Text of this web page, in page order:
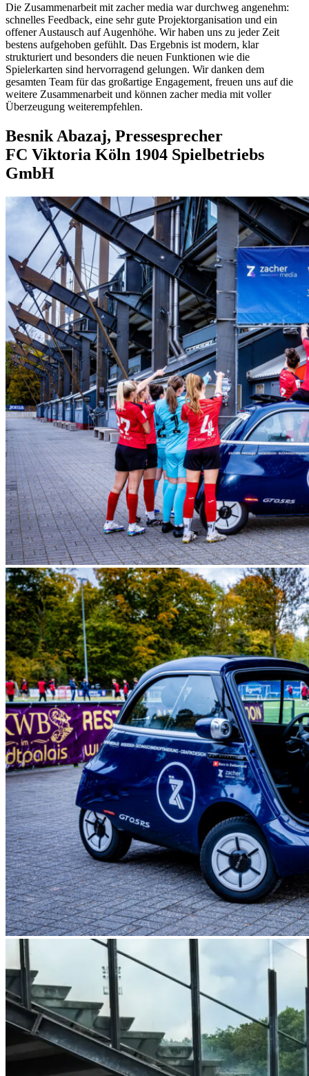
Die Zusammenarbeit mit zacher media war durchweg angenehm:
schnelles Feedback, eine sehr gute Projektorganisation und ein
offener Austausch auf Augenhöhe. Wir haben uns zu jeder Zeit
bestens aufgehoben gefühlt. Das Ergebnis ist modern, klar
strukturiert und besonders die neuen Funktionen wie die
Spielerkarten sind hervorragend gelungen. Wir danken dem
gesamten Team für das großartige Engagement, freuen uns auf die
weitere Zusammenarbeit und können zacher media mit voller
Überzeugung weiterempfehlen.
Besnik Abazaj, Pressesprecher
FC Viktoria Köln 1904 Spielbetriebs
GmbH